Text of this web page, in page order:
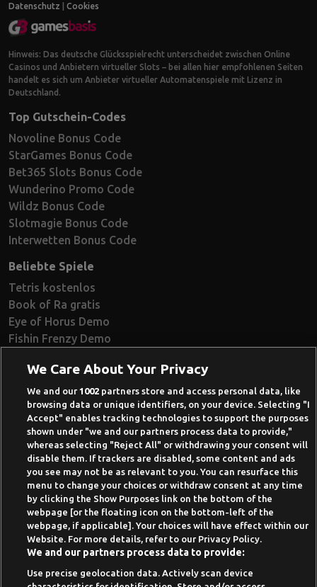
Datenschutz
Cookies
Hinweis: Das deutsche Glücksspielrecht unterscheidet zwischen Online
Casinos und Anbietern virtueller Slots – bei allen hier empfohlenen Seiten
handelt es sich um Anbieter virtueller Automatenspiele mit Lizenz in
Deutschland.
Top Gutschein-Codes
Novoline Bonus Code
StarGames Bonus Code
Bet365 Slots Bonus Code
Wunderino Promo Code
Wildz Bonus Code
Slotmagie Bonus Code
Interwetten Bonus Code
Beliebte Spiele
Tetris kostenlos
Book of Ra gratis
Eye of Horus Demo
Fishin Frenzy Demo
Book of Dead Demo
Razor Shark Demo
Beste Online Casinos 2026
Online Casino Demo spielen
Casino Bonus ohne Einzahlung
50 Freispiele für 1 Euro
Online Casino Paypal
News-Archiv
We Care About Your Privacy
We and our1002 partners store and access personal data, like
browsing data or unique identifiers, on your device. Selecting "I
Accept" enables tracking technologies to support the purposes
shown under "we and our partners process data to provide,"
whereas selecting "Reject All" or withdrawing your consent will
disable them. If trackers are disabled, some content and ads
you see may not be as relevant to you. You can resurface this
menu to change your choices or withdraw consent at any time
by clicking the Show Purposes link on the bottom of the
webpage [or the floating icon on the bottom-left of the
webpage, if applicable]. Your choices will have effect within our
Website. For more details, refer to our Privacy Policy.
We and our partners process data to provide:
Use precise geolocation data. Actively scan device